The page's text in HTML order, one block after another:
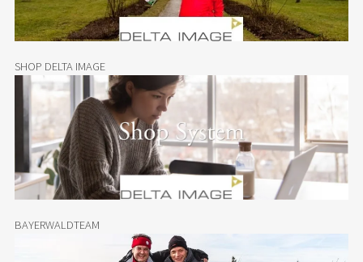
SHOP DELTA IMAGE
BAYERWALDTEAM